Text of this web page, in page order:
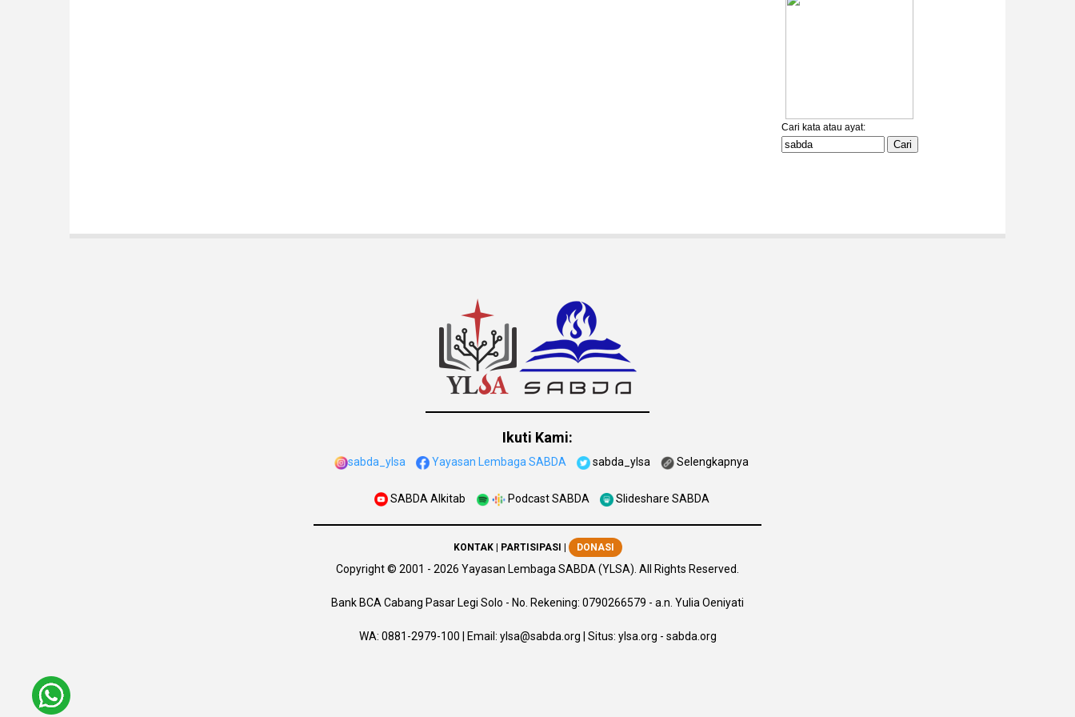
Ikuti Kami:
sabda_ylsa Yayasan Lembaga SABDA sabda_ylsa Selengkapnya
SABDA Alkitab Podcast SABDA Slideshare SABDA
KONTAK| PARTISIPASI | DONASI
Copyright© 2001 - 2026 Yayasan Lembaga SABDA (YLSA). All Rights Reserved.
Bank BCA Cabang Pasar Legi Solo - No. Rekening: 0790266579 - a.n. Yulia Oeniyati
WA: 0881-2979-100 | Email: ylsa@sabda.org | Situs: ylsa.org - sabda.org